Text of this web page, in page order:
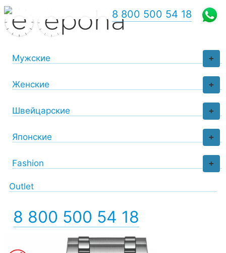
+
Мужские
+
Женские
+
Швейцарские
+
Японские
+
Fashion
Outlet
8 800 500 54 18
8 800 500 54 18